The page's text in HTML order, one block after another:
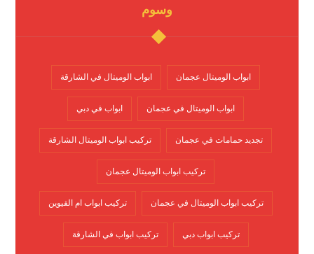
وسوم
ابواب الوميتال عجمان ابواب الوميتال في الشارقة
ابواب الوميتال في عجمان ابواب في دبي
تجديد حمامات في عجمان تركيب ابواب الوميتال الشارقة
تركيب ابواب الوميتال عجمان
تركيب ابواب الوميتال في عجمان تركيب ابواب ام القيوين
تركيب ابواب دبي تركيب ابواب في الشارقة